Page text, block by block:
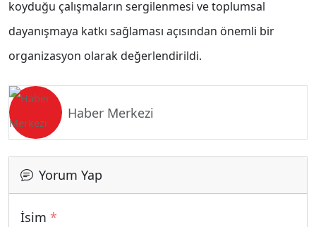
koyduğu çalışmaların sergilenmesi ve toplumsal
dayanışmaya katkı sağlaması açısından önemli bir
organizasyon olarak değerlendirildi.
Haber Merkezi
Yorum Yap
İsim *